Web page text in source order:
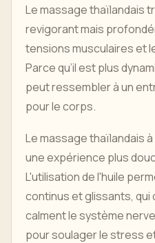
Le massage thaïlandais
revigorant mais
tensions musculaires et
Parce qu’il est plus
peut ressembler à un
pour le corps.
Le massage thaïlandais
une expérience plus
L'utilisation de l'huile
continus et glissants,
calment le système
pour soulager le stress